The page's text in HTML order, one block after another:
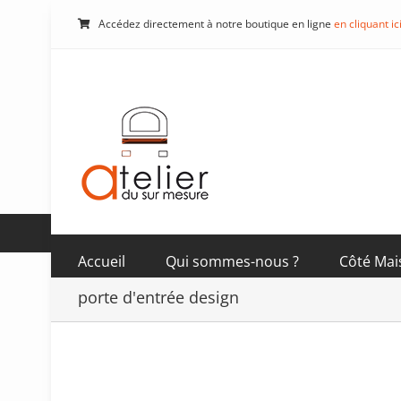
Accédez directement à notre boutique en ligne en cliquant ici
Accueil Qui sommes-nous ? Côté
porte d'entrée design